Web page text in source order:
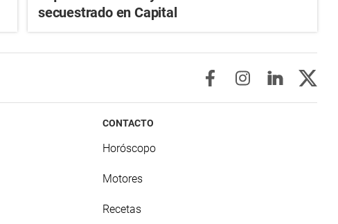
secuestrado en Capital
CONTACTO
Horóscopo
Motores
Recetas